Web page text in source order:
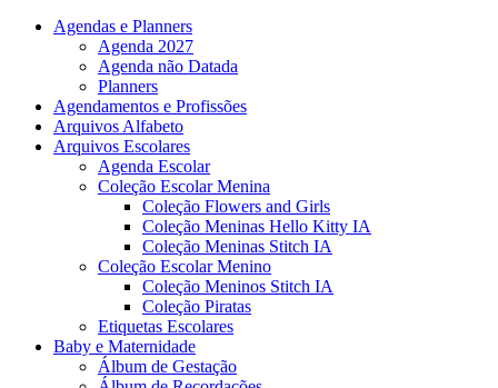
Agendas e Planners
Agenda 2027
Agenda não Datada
Planners
Agendamentos e Profissões
Arquivos Alfabeto
Arquivos Escolares
Agenda Escolar
Coleção Escolar Menina
Coleção Flowers and Girls
Coleção Meninas Hello Kitty IA
Coleção Meninas Stitch IA
Coleção Escolar Menino
Coleção Meninos Stitch IA
Coleção Piratas
Etiquetas Escolares
Baby e Maternidade
Álbum de Gestação